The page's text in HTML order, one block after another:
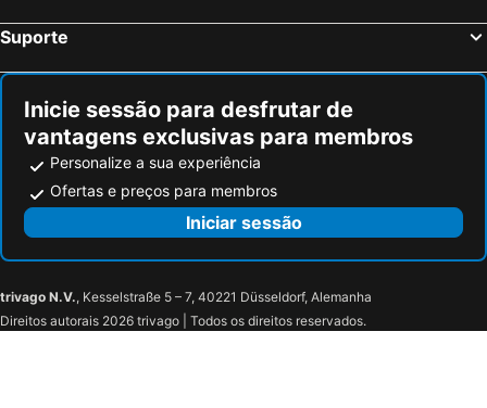
St.-Jean-d´Aulps, bed and breakfasts
Saint-Rhémy-en-Bosses, bed and breakfasts
Les Chapelles, bed and breakfasts
Suporte
Inicie sessão para desfrutar de
vantagens exclusivas para membros
Personalize a sua experiência
Ofertas e preços para membros
Iniciar sessão
trivago N.V., Kesselstraße 5 – 7, 40221 Düsseldorf, Alemanha
Direitos autorais 2026 trivago | Todos os direitos reservados.